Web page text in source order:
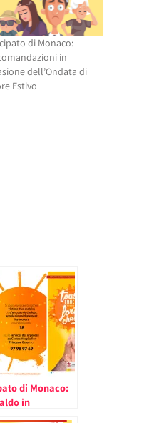
di Monaco:
in
dell’Ondata di
Estivo
di Monaco:
in